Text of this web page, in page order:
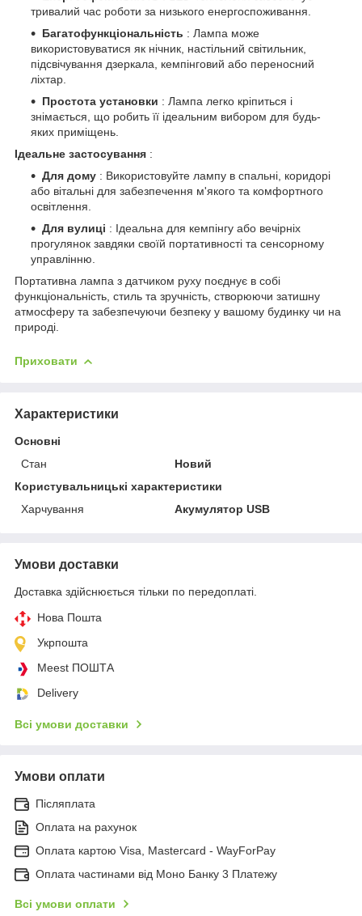
тривалий час роботи за низького енергоспоживання.
Багатофункціональність : Лампа може
використовуватися як нічник, настільний світильник,
підсвічування дзеркала, кемпінговий або переносний
ліхтар.
Простота установки : Лампа легко кріпиться і
знімається, що робить її ідеальним вибором для будь-
яких приміщень.
Ідеальне застосування :
Для дому : Використовуйте лампу в спальні, коридорі
або вітальні для забезпечення м'якого та комфортного
освітлення.
Для вулиці : Ідеальна для кемпінгу або вечірніх
прогулянок завдяки своїй портативності та сенсорному
управлінню.
Портативна лампа з датчиком руху поєднує в собі
функціональність, стиль та зручність, створюючи затишну
атмосферу та забезпечуючи безпеку у вашому будинку чи на
природі.
Приховати
Характеристики
Основні
Стан
Новий
Користувальницькі характеристики
Харчування
Акумулятор USB
Умови доставки
Доставка здійснюється тільки по передоплаті.
Нова Пошта
Укрпошта
Meest ПОШТА
Delivery
Всі умови доставки
Умови оплати
Післяплата
Оплата на рахунок
Оплата картою Visa, Mastercard - WayForPay
Оплата частинами від Моно Банку 3 Платежу
Всі умови оплати